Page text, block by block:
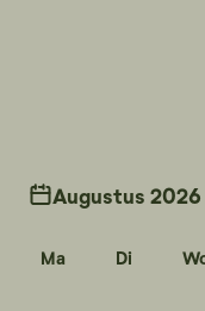
Augustus 2026
Ma Di